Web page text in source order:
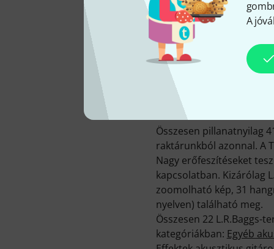
A
KATALÓGUSBA VÉTEL
2002
Összesen pillanatnyilag
raktárunkból azonnal. A
Nagy erőfeszítéseket
kapcsolatban. Kizárólag
zoomolható kép, 31
nyelven) található meg.
Összesen 22
kategóriákban: Egyéb